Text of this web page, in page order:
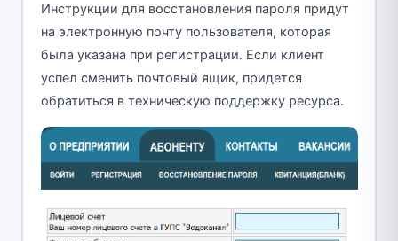
Инструкции для восстановления пароля придут
на электронную почту пользователя, которая
была указана при регистрации. Если клиент
успел сменить почтовый ящик, придется
обратиться в техническую поддержку ресурса.